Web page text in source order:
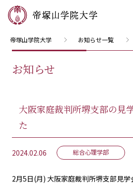
帝塚山学院大学 お知らせ一覧
お知らせ
大阪家庭裁判所堺支部の見
た
2024.02.06 総合心理学部
2月5日(月) 大阪家庭裁判所堺支部見